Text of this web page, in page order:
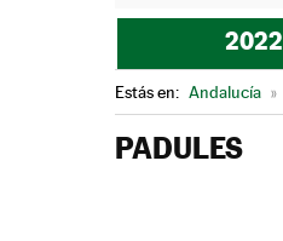
2022
Estás en: Andalucía »
PADULES